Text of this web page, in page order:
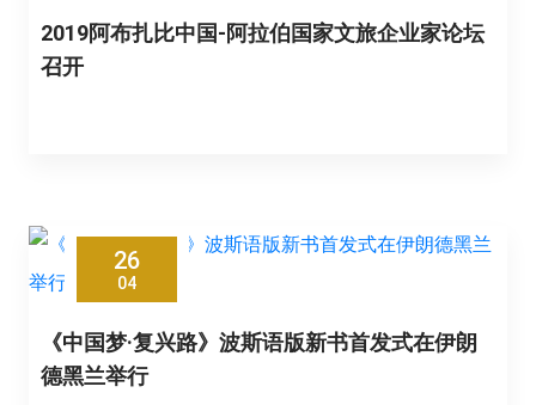
2019阿布扎比中国-阿拉伯国家文旅企业家论坛
召开
26
04
《中国梦·复兴路》波斯语版新书首发式在伊朗
德黑兰举行